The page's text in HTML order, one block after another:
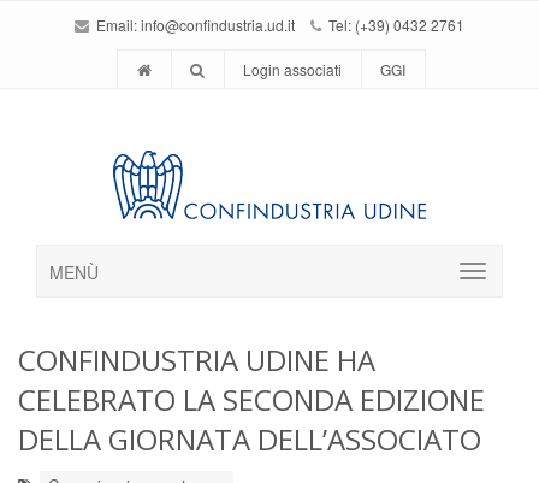
Email:info@confindustria.ud.it Tel: (+39) 0432 2761
Login associati GGI
MENÙ
CONFINDUSTRIA UDINE HA
CELEBRATO LA SECONDA EDIZIONE
DELLA GIORNATA DELL’ASSOCIATO